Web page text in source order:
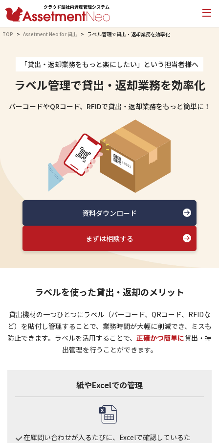
TOP Assetment Neo for 貸出 ラベル管理で貸出・返却業務を効率化
「貸出・返却業務をもっと楽にしたい」という担当者様へ
ラベル管理で貸出・返却業務を効率化
バーコードやQRコード、RFIDで貸出・返却業務をもっと簡単に！
資料ダウンロード
まずは相談する
ラベルを使った貸出・返却のメリット
貸出機材の一つひとつにラベル（バーコード、QRコード、RFIDな
ど）を貼付し管理することで、業務時間が大幅に削減でき、ミスも
防止できます。ラベルを活用することで、 正確かつ簡単に貸出・持
出管理を行うことができます。
紙やExcelでの管理
在庫問い合わせが入るたびに、Excelで確認しているた